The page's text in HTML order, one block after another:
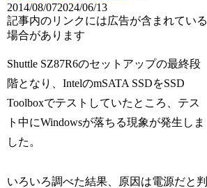
2014/08/072024/06/13
記事内のリンクには広告が含まれている
場合があります
Shuttle SZ87R6のセットアップの最終段
階となり、IntelのmSATA SSDをSSD
Toolboxでテストしていたところ、テス
ト中にWindowsが落ちる現象が発生しま
した。
いろいろ調べた結果、原因は電源だと判